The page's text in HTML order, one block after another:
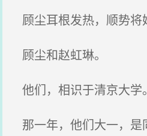
顾尘耳根发热，顺势将
顾尘和赵虹琳。
他们，相识于清京大学。
那一年，他们大一，是